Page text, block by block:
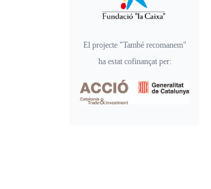
El projecte "També recomanem"
ha estat cofinançat per: